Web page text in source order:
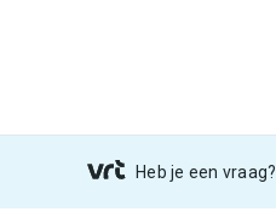
Heb je een vraag?